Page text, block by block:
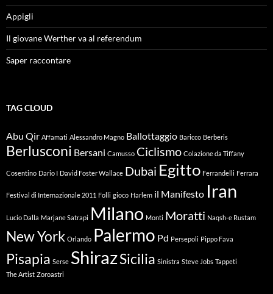
Appigli
Il giovane Werther va al referendum
Saper raccontare
TAG CLOUD
Abu Qir Affamati Alessandro Magno Ballottaggio Baricco Berberis
Berlusconi Bersani Camusso Ciclismo Colazione da Tiffany
Cosentino Dario I David Foster Wallace Dubai Egitto Ferrandelli Ferrara
Festival di Internazionale 2011 Folli gioco Harlem il Manifesto Iran
Lucio Dalla Marjane Satrapi Milano Monti Moratti Naqsh-e Rustam
New York Orlando Palermo Pd Persepoli Pippo Fava
Pisapia Serse ShirazSicilia Sinistra Steve Jobs Tappeti
The Artist Zoroastri